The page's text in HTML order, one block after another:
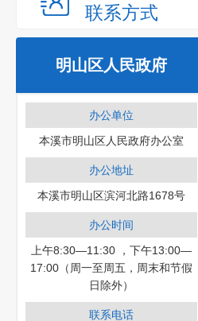
联系方式
明山区人民政府
办公单位
本溪市明山区人民政府办公室
办公地址
本溪市明山区滨河北路1678号
办公时间
上午8:30—11:30 ，下午13:00—
17:00（周一至周五，周末和节假
日除外）
联系电话